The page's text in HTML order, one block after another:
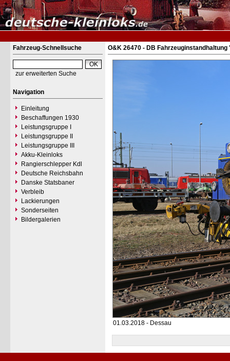
Fahrzeug-Schnellsuche
zur erweiterten Suche
Navigation
Einleitung
Beschaffungen 1930
Leistungsgruppe I
Leistungsgruppe II
Leistungsgruppe III
Akku-Kleinloks
Rangierschlepper Kdl
Deutsche Reichsbahn
Danske Statsbaner
Verbleib
Lackierungen
Sonderseiten
Bildergalerien
O&K 26470 - DB Fahrzeuginstandhaltung
01.03.2018 - Dessau